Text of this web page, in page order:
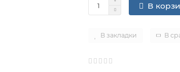
В
В закладки В